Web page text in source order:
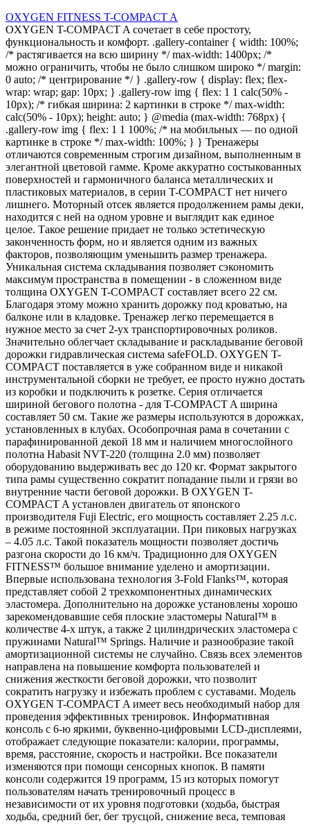
OXYGEN FITNESS T-COMPACT A
OXYGEN T-COMPACT A сочетает в себе простоту,
функциональность и комфорт. .gallery-container { width: 100%;
/* растягивается на всю ширину */ max-width: 1400px; /*
можно ограничить, чтобы не было слишком широко */ margin:
0 auto; /* центрирование */ } .gallery-row { display: flex; flex-
wrap: wrap; gap: 10px; } .gallery-row img { flex: 1 1 calc(50% -
10px); /* гибкая ширина: 2 картинки в строке */ max-width:
calc(50% - 10px); height: auto; } @media (max-width: 768px) {
.gallery-row img { flex: 1 1 100%; /* на мобильных — по одной
картинке в строке */ max-width: 100%; } } Тренажеры
отличаются современным строгим дизайном, выполненным в
элегантной цветовой гамме. Кроме аккуратно состыкованных
поверхностей и гармоничного баланса металлических и
пластиковых материалов, в серии T-COMPACT нет ничего
лишнего. Моторный отсек является продолжением рамы деки,
находится с ней на одном уровне и выглядит как единое
целое. Такое решение придает не только эстетическую
законченность форм, но и является одним из важных
факторов, позволяющим уменьшить размер тренажера.
Уникальная система складывания позволяет сэкономить
максимум пространства в помещении - в сложенном виде
толщина OXYGEN T-COMPACT составляет всего 22 см.
Благодаря этому можно хранить дорожку под кроватью, на
балконе или в кладовке. Тренажер легко перемещается в
нужное место за счет 2-ух транспортировочных роликов.
Значительно облегчает складывание и раскладывание беговой
дорожки гидравлическая система safeFOLD. OXYGEN T-
COMPACT поставляется в уже собранном виде и никакой
инструментальной сборки не требует, ее просто нужно достать
из коробки и подключить к розетке. Серия отличается
шириной бегового полотна - для T-COMPACT A ширина
составляет 50 см. Такие же размеры используются в дорожках,
установленных в клубах. Особопрочная рама в сочетании с
парафинированной декой 18 мм и наличием многослойного
полотна Habasit NVT-220 (толщина 2.0 мм) позволяет
оборудованию выдерживать вес до 120 кг. Формат закрытого
типа рамы существенно сократит попадание пыли и грязи во
внутренние части беговой дорожки. В OXYGEN T-
COMPACT A установлен двигатель от японского
производителя Fuji Electric, его мощность составляет 2.25 л.с.
в режиме постоянной эксплуатации. При пиковых нагрузках
– 4.05 л.с. Такой показатель мощности позволяет достичь
разгона скорости до 16 км/ч. Традиционно для OXYGEN
FITNESS™ большое внимание уделено и амортизации.
Впервые использована технология 3-Fold Flanks™, которая
представляет собой 2 трехкомпонентных динамических
эластомера. Дополнительно на дорожке установлены хорошо
зарекомендовавшие себя плоские эластомеры Natural™ в
количестве 4-х штук, а также 2 цилиндрических эластомера с
пружинами Natural™ Springs. Наличие и разнообразие такой
амортизационной системы не случайно. Связь всех элементов
направлена на повышение комфорта пользователей и
снижения жесткости беговой дорожки, что позволит
сократить нагрузку и избежать проблем с суставами. Модель
OXYGEN T-COMPACT A имеет весь необходимый набор для
проведения эффективных тренировок. Информативная
консоль с 6-ю яркими, буквенно-цифровыми LCD-дисплеями,
отображает следующие показатели: калории, программы,
время, расстояние, скорость и настройки. Все показатели
изменяются при помощи сенсорных кнопок. В памяти
консоли содержится 19 программ, 15 из которых помогут
пользователям начать тренировочный процесс в
независимости от их уровня подготовки (ходьба, быстрая
ходьба, средний бег, бег трусцой, снижение веса, темповая